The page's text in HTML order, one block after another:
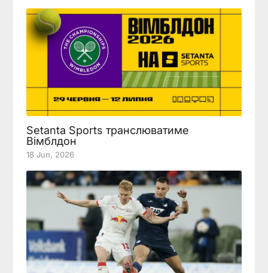
Setanta Sports транслюватиме
Вімблдон
18 Jun, 2026